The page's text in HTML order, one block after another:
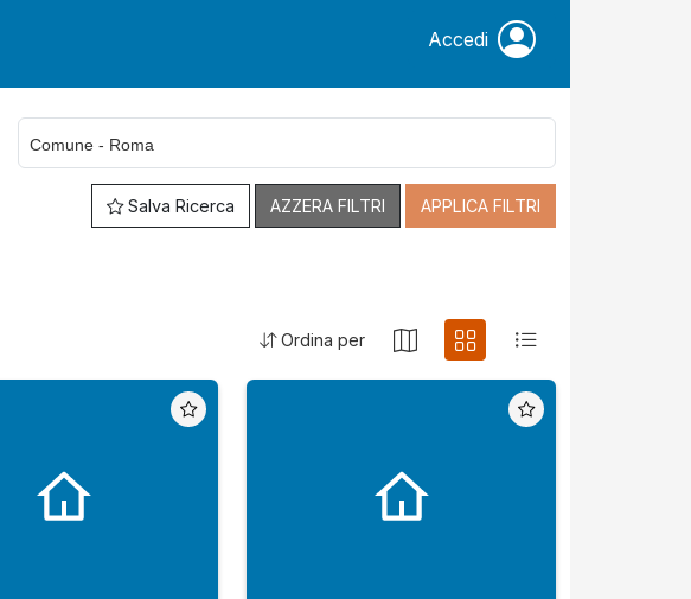
Accedi
Salva Ricerca AZZERA FILTRI APPLICA FILTRI
Ordina per